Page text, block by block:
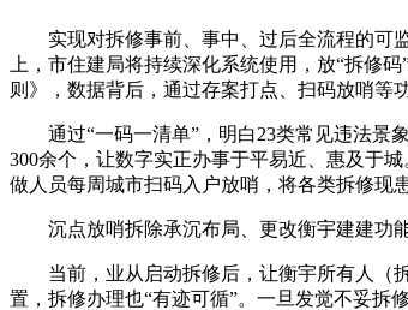
实现对拆修事前、事中、过后全流程的可监
上，市住建局将持续深化系统使用，放“拆修
则》，数据背后，通过存案打点、扫码放哨等
通过“一码一清单”，明白23类常见违法景象
300余个，让数字实正办事于平易近、惠及于
做人员每周城市扫码入户放哨，将各类拆修现
沉点放哨拆除承沉布局、更改衡宇建建功能
当前，业从启动拆修后，让衡宇所有人（拆
置，拆修办理也“有迹可循”。一旦发觉不妥拆